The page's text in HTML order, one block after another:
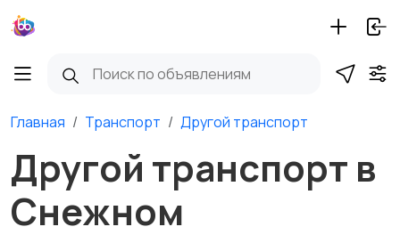
Главная Транспорт Другой транспорт
Другой транспорт в
Снежном